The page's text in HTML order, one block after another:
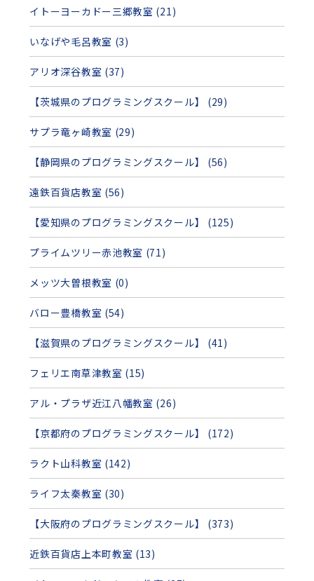
イトーヨーカドー三郷教室 (21)
いなげや毛呂教室 (3)
アリオ深谷教室 (37)
【茨城県のプログラミングスクール】 (29)
サプラ竜ヶ崎教室 (29)
【静岡県のプログラミングスクール】 (56)
遠鉄百貨店教室 (56)
【愛知県のプログラミングスクール】 (125)
プライムツリー赤池教室 (71)
メッツ大曽根教室 (0)
バロー豊橋教室 (54)
【滋賀県のプログラミングスクール】 (41)
フェリエ南草津教室 (15)
アル・プラザ近江八幡教室 (26)
【京都府のプログラミングスクール】 (172)
ラクト山科教室 (142)
ライフ太秦教室 (30)
【大阪府のプログラミングスクール】 (373)
近鉄百貨店上本町教室 (13)